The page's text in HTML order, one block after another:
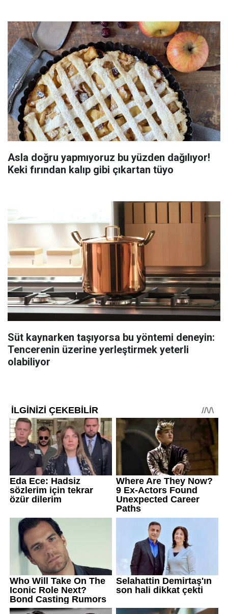
Asla doğru yapmıyoruz bu yüzden dağılıyor!
Keki fırından kalıp gibi çıkartan tüyo
Süt kaynarken taşıyorsa bu yöntemi deneyin:
Tencerenin üzerine yerleştirmek yeterli
olabiliyor